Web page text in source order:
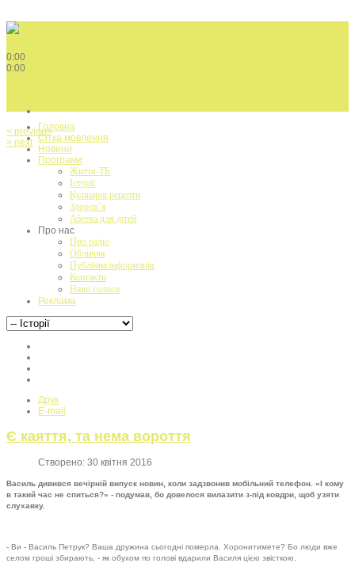
0:00
0:00
< previous
> next
Головна
Сітка мовлення
Новини
Програми
Життя-ТБ
Історії
Кулінарні рецепти
Здоров’я
Абетка для дітей
Про нас
Про радіо
Обличчя
Публічна інформація
Контакти
Наші голоси
Реклама
Друк
E-mail
Є каяття, та нема вороття
Створено: 30 квітня 2016
Василь дивився вечірній випуск новин, коли задзвонив мобільний телефон. «І кому
в такий час не спиться?» - по­думав, бо довелося вилазити з-під ковдри, щоб узяти
слухавку.
- Ви - Василь Петрук? Ваша дружина сьо­годні померла. Хоронитимете? Бо люди вже
селом гроші збирають, - як обухом по голові вдарили Василя цією звісткою.